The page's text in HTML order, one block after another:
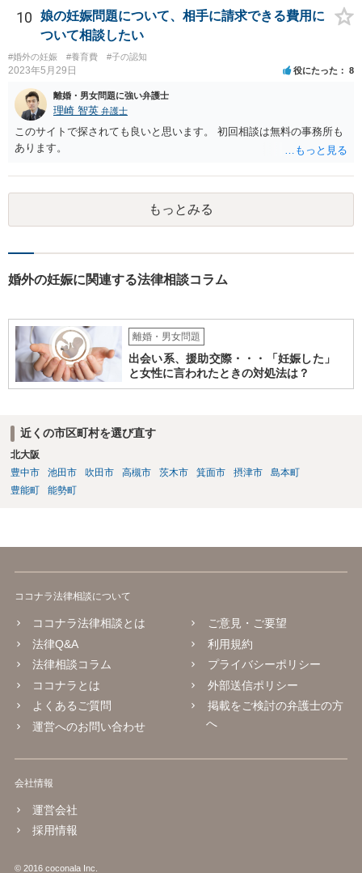
10
娘の妊娠問題について、相手に請求できる費用に
ついて相談したい
#婚外の妊娠 #養育費 #子の認知
2023年5月29日 役にたった 8
離婚・男女問題に強い弁護士
理崎 智英 弁護士
このサイトで探されても良いと思います。 初回相談は無料の事務所も
あります。
もっとみる
婚外の妊娠に関連する法律相談コラム
離婚・男女問題
出会い系、援助交際・・・「妊娠した」
と女性に言われたときの対処法は？
近くの市区町村を選び直す
北大阪
豊中市
池田市 吹田市 高槻市 茨木市 箕面市 摂津市
島本町
豊能町
能勢町
ココナラ法律相談について
ココナラ法律相談とは
法律Q&A
法律相談コラム
ココナラとは
よくあるご質問
運営へのお問い合わせ
ご意見・ご要望
利用規約
プライバシーポリシー
外部送信ポリシー
掲載をご検討の弁護士の方
へ
会社情報
運営会社
採用情報
© 2016 coconala Inc.